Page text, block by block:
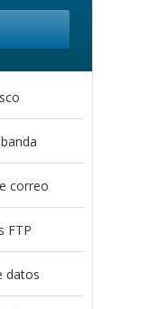
correo
FTP
datos